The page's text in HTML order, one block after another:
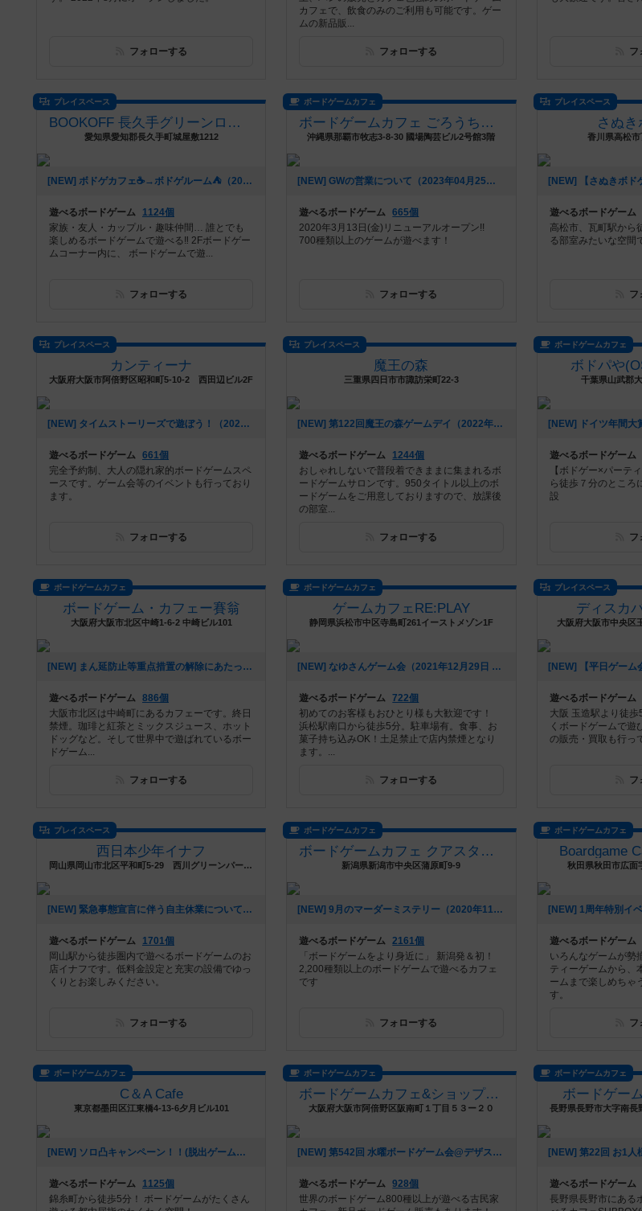
フォローする
カフェで、飲食のみのご利用も可能です。ゲー
ムの新品販...
フォローする フ
プレイスペース
BOOKOFF 長久手グリーンロード店
愛知県愛知郡長久手町城屋敷1212
[NEW] ボドゲカフェ☕️→ボドゲルーム⛺️（2023年06月12日 23時49分）
遊べるボードゲーム
1124個
家族・友人・カップル・趣味仲間… 誰とでも
楽しめるボードゲームで遊べる‼️ 2Fボードゲー
ムコーナー内に、 ボードゲームで遊...
フォローする
ボードゲームカフェ
ボードゲームカフェ ごろうちゃや
沖縄県那覇市牧志3-8-30 國場陶芸ビル2号館3階
[NEW] GWの営業について（2023年04月25日 19時40分）
遊べるボードゲーム 665個
2020年3月13日(金)リニューアルオープン!!
700種類以上のゲームが遊べます！
フォローする
プレイスペース
さぬき
香川県高松
遊べるボードゲーム
高松市、瓦町駅から
る部室みたいな空間
フ
プレイスペース
カンティーナ
大阪府大阪市阿倍野区昭和町5-10-2 西田辺ビル2F
[NEW] タイムストーリーズで遊ぼう！（2022年12月14日 17時39分）
遊べるボードゲーム 661個
完全予約制、大人の隠れ家的ボードゲームスペ
ースです。ゲーム会等のイベントも行っており
ます。
フォローする
プレイスペース
魔王の森
三重県四日市市諏訪栄町22-3
[NEW] 第122回魔王の森ゲームデイ（2022年11月08日 10時23分）
遊べるボードゲーム
1244個
おしゃれしないで普段着できままに集まれるボ
ードゲームサロンです。950タイトル以上のボ
ードゲームをご用意しておりますので、放課後
の部室...
フォローする
ボードゲームカフェ
ボドパや
千葉県山武郡
遊べるボードゲーム
【ボドゲー×パー
ら徒歩７分のところ
設
フ
ボードゲームカフェ
ボードゲーム・カフェー賽翁
大阪府大阪市北区中崎1-6-2 中崎ビル101
[NEW] まん延防止等重点措置の解除にあたって（2022年03月22日 13時41分）
遊べるボードゲーム 886個
大阪市北区は中崎町にあるカフェーです。終日
禁煙。珈琲と紅茶とミックスジュース、ホット
ドッグなど。そして世界中で遊ばれているボー
ドゲーム...
フォローする
ボードゲームカフェ
ゲームカフェRE:PLAY
静岡県浜松市中区寺島町261イーストメゾン1F
[NEW] なゆさんゲーム会（2021年12月29日 12時43分）
遊べるボードゲーム 722個
初めてのお客様もおひとり様も大歓迎です！
浜松駅南口から徒歩5分。駐車場有。食事、お
菓子持ち込みOK！土足禁止で店内禁煙となり
ます。...
フォローする
プレイスペース
ディスカ
大阪府大阪市中央区
遊べるボードゲーム
大阪 玉造駅より徒
くボードゲームで遊
の販売・買取も行っ
フ
プレイスペース
西日本少年イナフ
岡山県岡山市北区平和町5-29 西川グリーンパーク4F
[NEW] 緊急事態宣言に伴う自主休業について（2021年05月14日 14時23分）
遊べるボードゲーム
1701個
岡山駅から徒歩圏内で遊べるボードゲームのお
店イナフです。低料金設定と充実の設備でゆっ
くりとお楽しみください。
フォローする
ボードゲームカフェ
ボードゲームカフェ クアスタ（Quasta）
新潟県新潟市中央区蒲原町9-9
[NEW] 9月のマーダーミステリー（2020年11月13日 23時07分）
遊べるボードゲーム 2161個
「ボードゲームをより身近に」 新潟発＆初！
2,200種類以上のボードゲームで遊べるカフェ
です
フォローする
ボードゲームカフェ
Boardgame
秋田県秋田市広面
遊べるボードゲーム
いろんなゲームが勢
ティーゲームから、
ームまで楽しめちゃ
す。
フ
ボードゲームカフェ
C＆A Cafe
東京都墨田区江東橋4-13-6夕月ビル101
[NEW] ソロ凸キャンペーン！！(脱出ゲームに関してです)（2020年08月17日 13時11分）
遊べるボードゲーム
1125個
錦糸町から徒歩5分！ ボードゲームがたくさん
ボードゲームカフェ
ボードゲームカフェ&ショップ-デザート＊スプーン(デザスプ)
大阪府大阪市阿倍野区阪南町１丁目５３ー２０
[NEW] 第542回 水曜ボードゲーム会@デザスプ（2020年06月08日 01時35分）
遊べるボードゲーム 928個
世界のボードゲーム800種以上が遊べる古民家
ボードゲームカフェ
ボードゲー
遊べるボードゲーム
長野県長野市にある